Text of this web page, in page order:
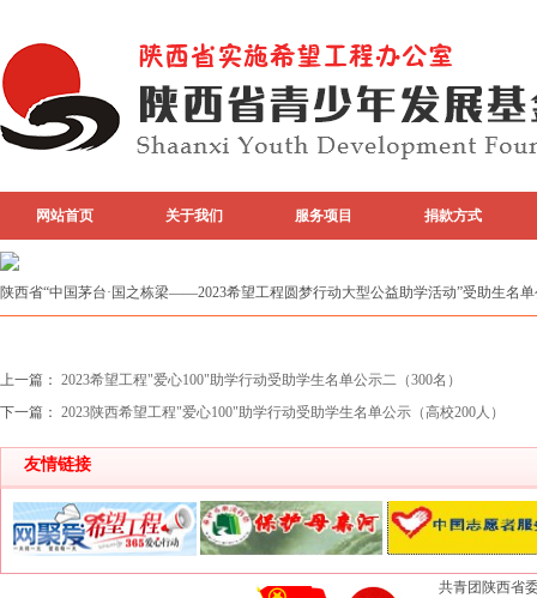
网站首页 关于我们 服务项目 捐款方式
陕西省“中国茅台·国之栋梁——2023希望工程圆梦行动大型公益助学活动”受助生名
上一篇： 2023希望工程"爱心100"助学行动受助学生名单公示二（300名）
下一篇： 2023陕西希望工程"爱心100"助学行动受助学生名单公示（高校200人）
友情链接
共青团陕西省